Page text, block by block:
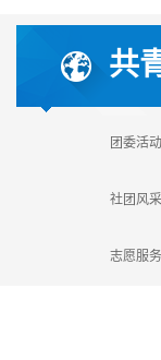
共
团委活动
社团风采
志愿服务